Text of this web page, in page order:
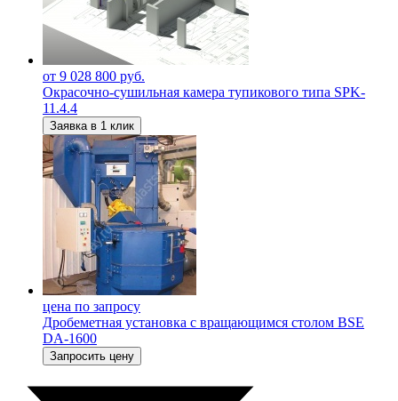
от 9 028 800 руб.
Окрасочно-сушильная камера тупикового типа SPK-
11.4.4
Заявка в 1 клик
цена по запросу
Дробеметная установка с вращающимся столом BSE
DA-1600
Запросить цену